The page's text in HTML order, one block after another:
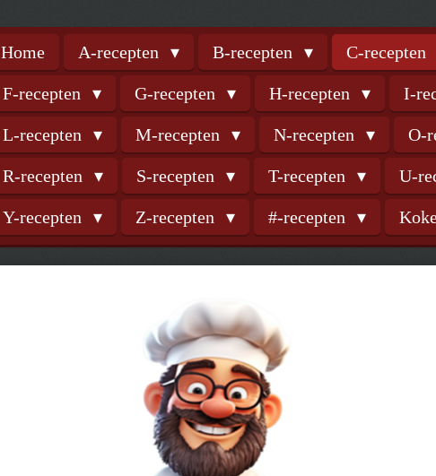
Home A-recepten B-recepten C-recepten
F-recepten G-recepten H-recepten I-
L-recepten M-recepten N-recepten O-
R-recepten S-recepten T-recepten U-
Y-recepten Z-recepten #-recepten